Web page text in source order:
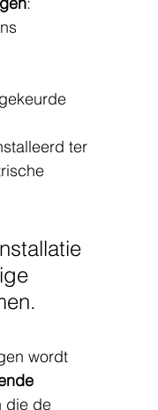
ter
wordt
die de